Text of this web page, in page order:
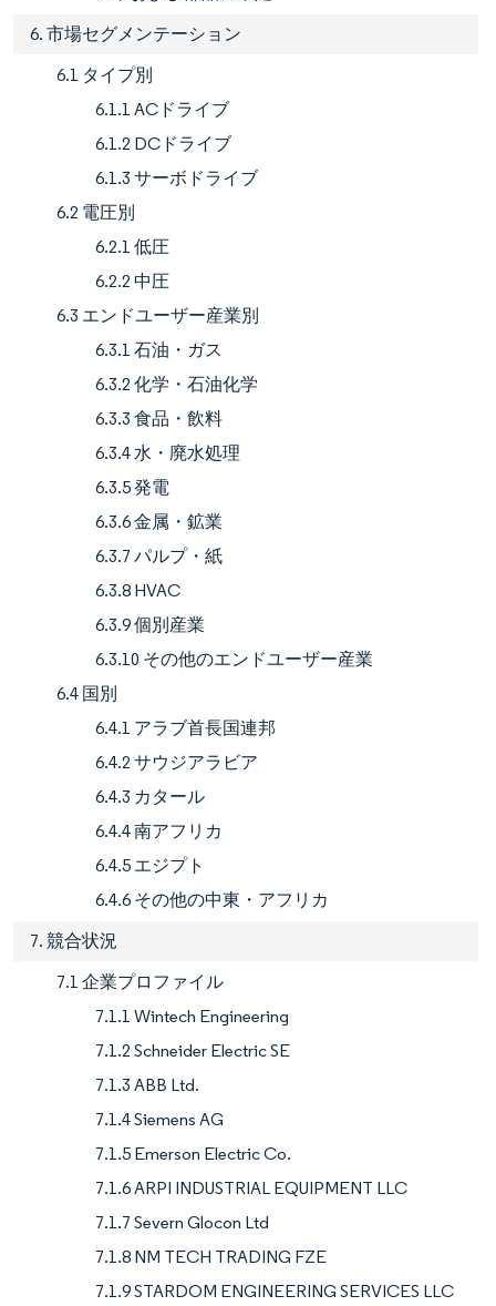
6. 市場セグメンテーション
6.1 タイプ別
6.1.1 ACドライブ
6.1.2 DCドライブ
6.1.3 サーボドライブ
6.2 電圧別
6.2.1 低圧
6.2.2 中圧
6.3 エンドユーザー産業別
6.3.1 石油・ガス
6.3.2 化学・石油化学
6.3.3 食品・飲料
6.3.4 水・廃水処理
6.3.5 発電
6.3.6 金属・鉱業
6.3.7 パルプ・紙
6.3.8 HVAC
6.3.9 個別産業
6.3.10 その他のエンドユーザー産業
6.4 国別
6.4.1 アラブ首長国連邦
6.4.2 サウジアラビア
6.4.3 カタール
6.4.4 南アフリカ
6.4.5 エジプト
6.4.6 その他の中東・アフリカ
7. 競合状況
7.1 企業プロファイル
7.1.1 Wintech Engineering
7.1.2 Schneider Electric SE
7.1.3 ABB Ltd.
7.1.4 Siemens AG
7.1.5 Emerson Electric Co.
7.1.6 ARPI INDUSTRIAL EQUIPMENT LLC
7.1.7 Severn Glocon Ltd
7.1.8 NM TECH TRADING FZE
7.1.9 STARDOM ENGINEERING SERVICES LLC